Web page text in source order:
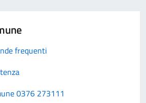
frequenti
0376 273111